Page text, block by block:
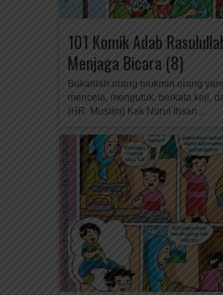
101 Komik Adab
Menjaga Bicara (8)
Bukanlah orang mukmin orang
mencela, mengutuk, berkata keji,
(HR. Muslim) Kak Nurul Ihsan...